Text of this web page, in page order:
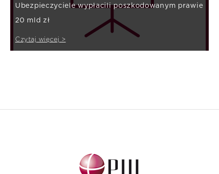
Ubezpieczyciele wypłacili poszkodowanym prawie
20 mld zł
Czytaj więcej >